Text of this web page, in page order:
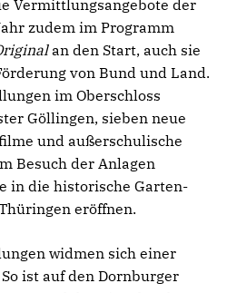
Vermittlungsangebote der
zudem im Programm
an den Start, auch sie
von Bund und Land.
im Oberschloss
Göllingen, sieben neue
und außerschulische
Besuch der Anlagen
in die historische Garten-
eröffnen.
widmen sich einer
ist auf den Dornburger